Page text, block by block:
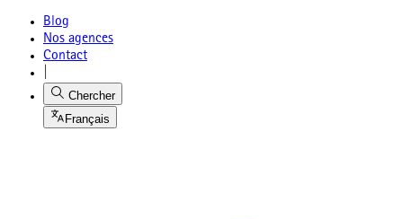
Blog
Nos agences
Contact
Chercher
Français